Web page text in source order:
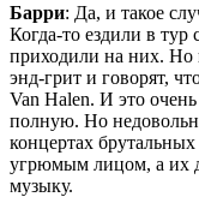
Барри: Да, и такое
Когда-то ездили в тур
приходили на них. Но
энд-грит и говорят,
Van Halen. И это
полную. Но
концертах
угрюмым лицом, а их
музыку.